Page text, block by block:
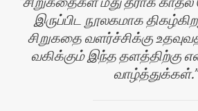
இருப்பிட நூலகமாக
சிறுகதை வளர்ச்சிக்கு
வகிக்கும் இந்த தளத்திற்கு
வாழ்த்துக்கள்.